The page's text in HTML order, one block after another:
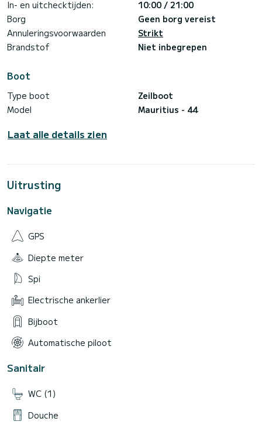
In- en uitchecktijden:
10:00 / 21:00
Borg
Geen borg vereist
Annuleringsvoorwaarden
Strikt
Brandstof
Niet inbegrepen
Boot
Type boot
Zeilboot
Model
Mauritius - 44
Laat alle details zien
Uitrusting
Navigatie
GPS
Diepte meter
Spi
Electrische ankerlier
Bijboot
Automatische piloot
Sanitair
WC (1)
Douche